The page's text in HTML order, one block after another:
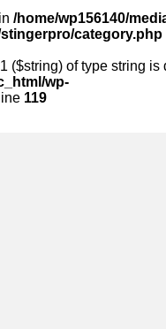
/home/wp156140/
category.php
($string) of type string is
wp-
119